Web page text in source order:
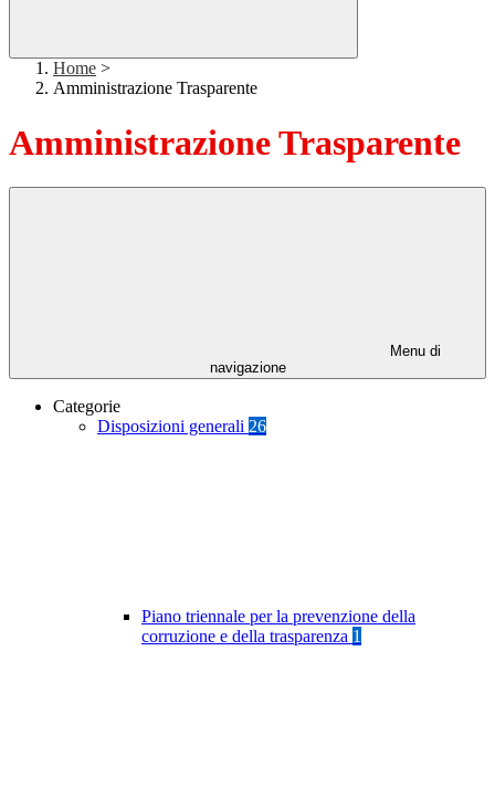
Home >
Amministrazione Trasparente
Amministrazione Trasparente
Menu di
navigazione
Categorie
Disposizioni generali 26
Piano triennale per la prevenzione della
corruzione e della trasparenza 1